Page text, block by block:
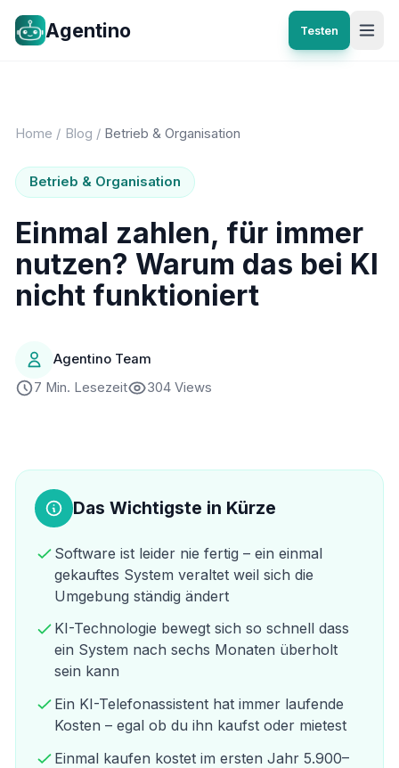
Agentino Testen
Home / Blog / Betrieb & Organisation
Betrieb & Organisation
Einmal zahlen, für immer
nutzen? Warum das bei KI
nicht funktioniert
Agentino Team
7 Min. Lesezeit
304 Views
Das Wichtigste in Kürze
Software ist leider nie fertig – ein einmal
gekauftes System veraltet weil sich die
Umgebung ständig ändert
KI-Technologie bewegt sich so schnell dass
ein System nach sechs Monaten überholt
sein kann
Ein KI-Telefonassistent hat immer laufende
Kosten – egal ob du ihn kaufst oder mietest
Einmal kaufen kostet im ersten Jahr 5.900–